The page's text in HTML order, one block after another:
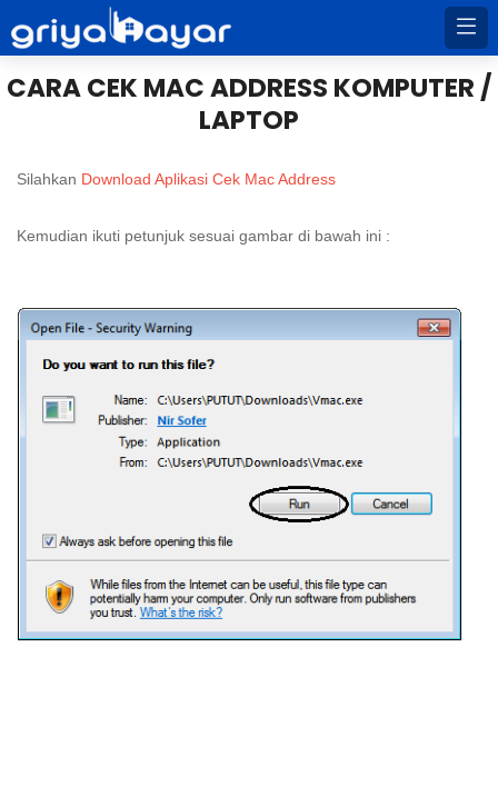
CARA CEK MAC ADDRESS KOMPUTER /
LAPTOP
Silahkan Download Aplikasi Cek Mac Address
Kemudian ikuti petunjuk sesuai gambar di bawah ini :